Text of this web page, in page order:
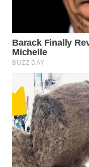
WAHANA
TV
WAHANANEWS
ID
WAHANANEWS
CO ID
WAHANANEWS